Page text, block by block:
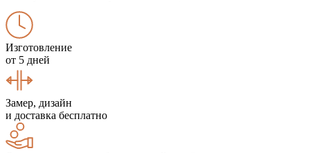
Изготовление
от 5 дней
Замер, дизайн
и доставка бесплатно